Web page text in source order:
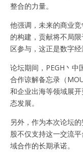
整合的力量。
他强调，未来的商业
的构建，贡献将不局
区参与，这正是数字经
论坛期间，PEGH丶中
合作谅解备忘录（
和企业出海等领域展
态发展。
另外，作为本次论坛
股不仅支持这一交流
域合作的长期承诺。